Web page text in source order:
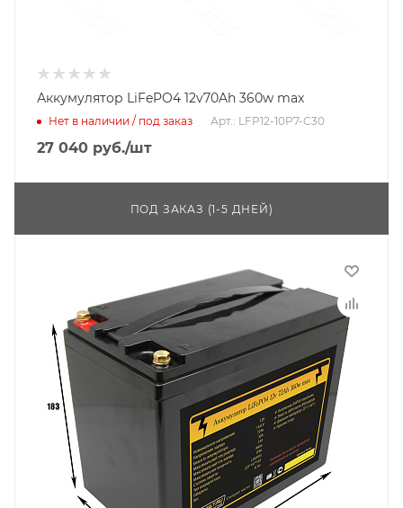
Аккумулятор LiFePO4 12v70Ah 360w max
Нет в наличии / под заказ Арт.: LFP12-10P7-C30
27 040 руб./шт
ПОД ЗАКАЗ (1-5 ДНЕЙ)